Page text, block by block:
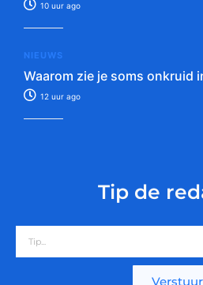
10 uur ago
NIEUWS
Waarom zie je soms onkruid
12 uur ago
Tip de
Verstuur